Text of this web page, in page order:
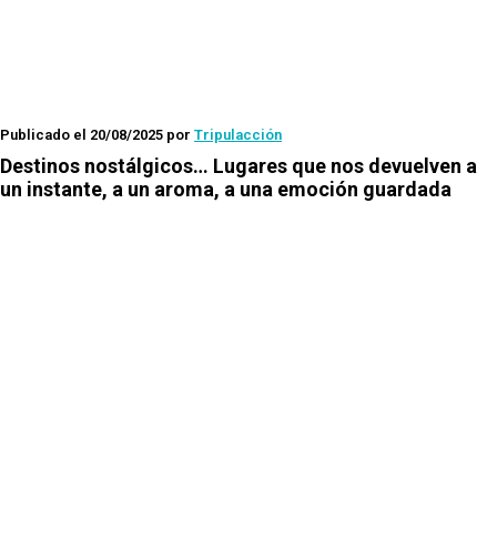
Publicado el 20/08/2025 por Tripulacción
Destinos nostálgicos… Lugares que nos devuelven a
un instante, a un aroma, a una emoción guardada